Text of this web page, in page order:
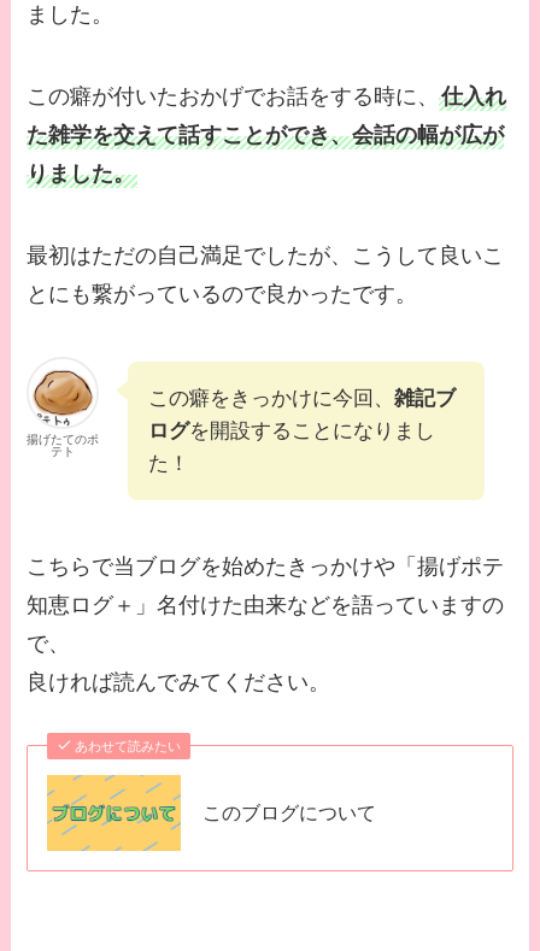
ました。
この癖が付いたおかげでお話をする時に、仕入れ
た雑学を交えて話すことができ、会話の幅が広が
りました。
最初はただの自己満足でしたが、こうして良いこ
とにも繋がっているので良かったです。
揚げたてのポ
テト
この癖をきっかけに今回、雑記ブ
ログを開設することになりまし
た！
こちらで当ブログを始めたきっかけや「揚げポテ
知恵ログ＋」名付けた由来などを語っていますの
で、
良ければ読んでみてください。
あわせて読みたい
このブログについて